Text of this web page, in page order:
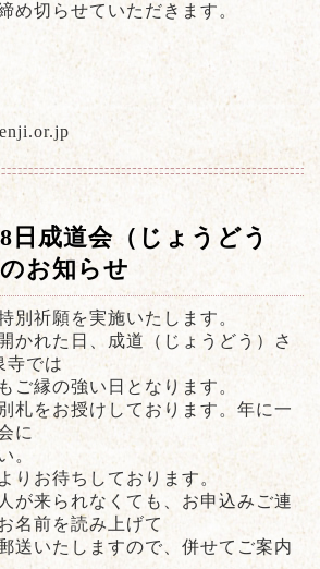
め切らせていただきます。
日成道会（じょうどう
お知らせ
別祈願を実施いたします。
かれた日、成道（じょうどう）さ
寺では
ご縁の強い日となります。
札をお授けしております。年に一
に
。
りお待ちしております。
が来られなくても、お申込みご連
名前を読み上げて
送いたしますので、併せてご案内